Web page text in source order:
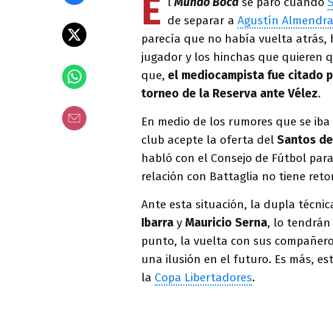
E de separar a Agustín Almendra
parecía que no había vuelta atrás,
jugador y los hinchas que quieren
que, el mediocampista fue citado
torneo de la Reserva ante Vélez.
En medio de los rumores que se iba
club acepte la oferta del Santos
habló con el Consejo de Fútbol
relación con Battaglia no tiene
Ante esta situación, la dupla
Ibarra y Mauricio Serna, lo tendrán
punto, la vuelta con sus
una ilusión en el futuro. Es más,
la Copa Libertadores.